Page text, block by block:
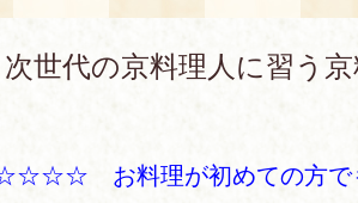
次世代の京料理人に習う
お料理が初めての方で